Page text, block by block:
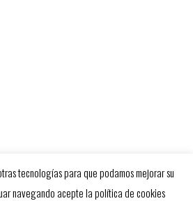
tecnologías para que podamos mejorar su
navegando acepte la política de cookies